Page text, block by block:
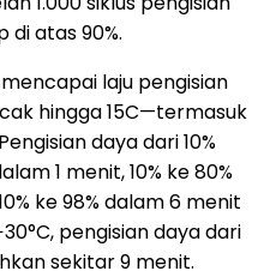
atas 90%.
laju pengisian
hingga 15C—termasuk
daya dari 10%
1 menit, 10% ke 80%
ke 98% dalam 6 menit
pengisian daya dari
sekitar 9 menit.